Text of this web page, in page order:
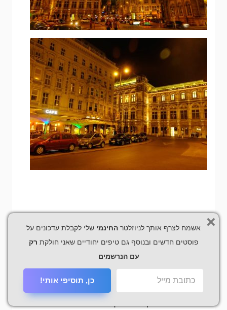
הערות על הסיור
קישור לסיור דרך אתר Get your guide
* הסיור עצמו כולל אתרים מהממים ומי שרוצה להספיק
ביום אחד לראות כמה מהמקומות היפים באוסטריה
אשמח לצרף אותך לניוזלטר החינמי שלי לקבלת עדכונים על
פוסטים חדשים ובנוסף גם טיפים יחודיים שאני חולקת רק
עם הנרשמים
כן, תוסיפי אותי!
×